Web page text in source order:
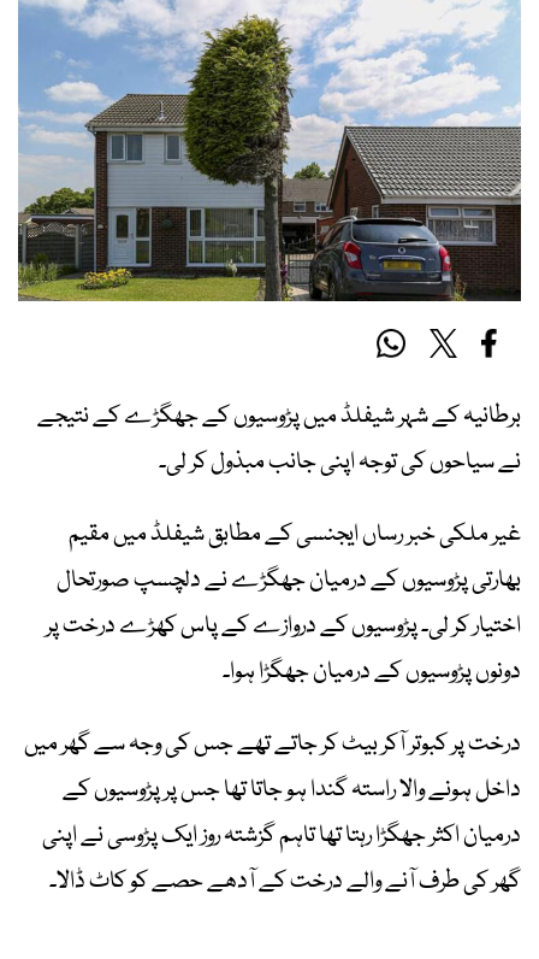
برطانیہ کے شہر شیفلڈ میں پڑوسیوں کے جھگڑے کے نتیجے
نے سیاحوں کی توجہ اپنی جانب مبذول کر لی۔
غیر ملکی خبر رساں ایجنسی کے مطابق شیفلڈ میں مقیم
بھارتی پڑوسیوں کے درمیان جھگڑے نے دلچسپ صورتحال
اختیار کر لی۔ پڑوسیوں کے دروازے کے پاس کھڑے درخت پر
دونوں پڑوسیوں کے درمیان جھگڑا ہوا۔
درخت پر کبوتر آکر بیٹ کر جاتے تھے جس کی وجہ سے گھر میں
داخل ہونے والا راستہ گندا ہو جاتا تھا جس پر پڑوسیوں کے
درمیان اکثر جھگڑا رہتا تھا تاہم گزشتہ روز ایک پڑوسی نے اپنی
گھر کی طرف آنے والے درخت کے آدھے حصے کو کاٹ ڈالا۔